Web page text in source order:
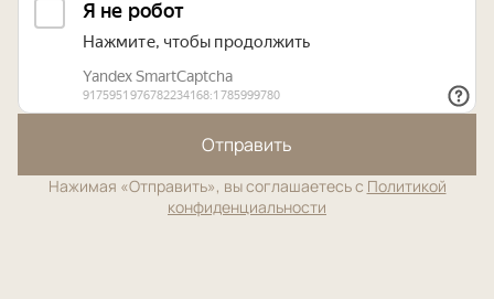
Отправить
Нажимая «Отправить», вы соглашаетесь с Политикой
конфиденциальности